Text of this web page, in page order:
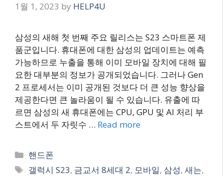
1월 1, 2023 by HELP4U
삼성의 새해 첫 번째 주요 릴리스는 S23 스마트폰 제
품군입니다. 휴대폰에 대한 삼성의 업데이트는 예측
가능하므로 누출을 통해 이미 모바일 장치에 대해 필
요한 대부분의 정보가 공개되었습니다. 그러나 Gen
2 프로세서는 이미 공개된 것보다 더 큰 성능 향상을
제공한다면 큰 놀라움이 될 수 있습니다. 유출에 따
르면 삼성의 새 휴대폰에는 CPU, GPU 및 AI 처리 부
스트에서 두 자릿수 … Read more
Categories
핸드폰
Tags
갤럭시 S23, 금교서 8세대 2, 모바일, 삼성,새는,